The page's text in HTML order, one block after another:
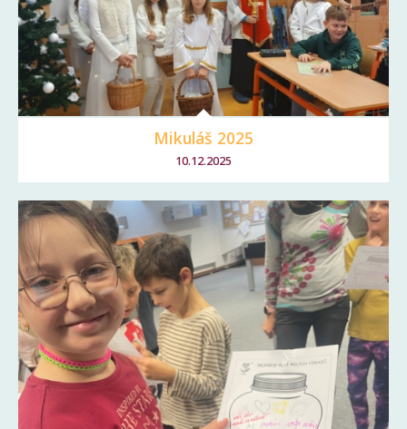
Mikuláš 2025
10.12.2025